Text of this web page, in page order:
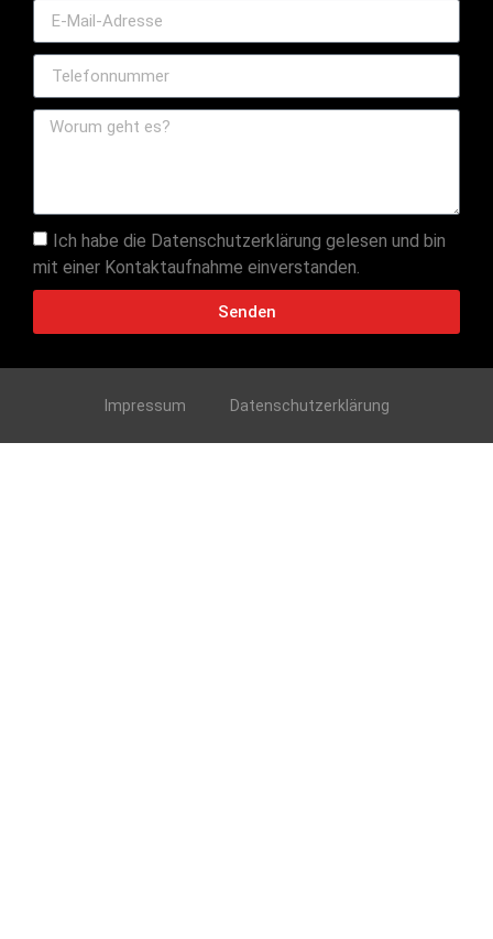
Ich habe die Datenschutzerklärung gelesen und bin
mit einer Kontaktaufnahme einverstanden.
Senden
Impressum Datenschutzerklärung